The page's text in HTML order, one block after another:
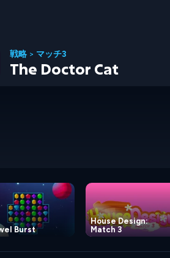
戦略 > マッチ3
The Doctor Cat
Burst
House Design:
Match 3